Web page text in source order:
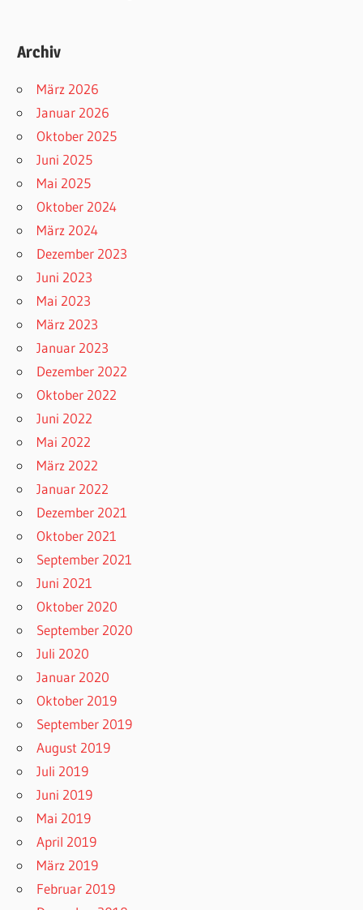
Archiv
März 2026
Januar 2026
Oktober 2025
Juni 2025
Mai 2025
Oktober 2024
März 2024
Dezember 2023
Juni 2023
Mai 2023
März 2023
Januar 2023
Dezember 2022
Oktober 2022
Juni 2022
Mai 2022
März 2022
Januar 2022
Dezember 2021
Oktober 2021
September 2021
Juni 2021
Oktober 2020
September 2020
Juli 2020
Januar 2020
Oktober 2019
September 2019
August 2019
Juli 2019
Juni 2019
Mai 2019
April 2019
März 2019
Februar 2019